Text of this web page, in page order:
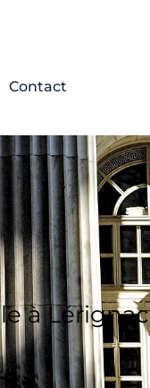
Contact
à Lérignac